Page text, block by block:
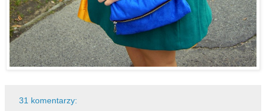
31 komentarzy: